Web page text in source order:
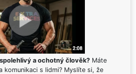
a ochotný člověk? Máte
komunikaci s lidmi? Myslíte si, že